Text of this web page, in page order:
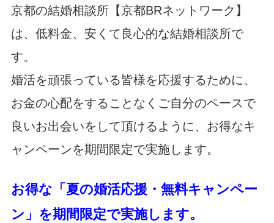
京都の結婚相談所【京都BRネットワーク】
は、低料金、安くて良心的な結婚相談所で
す。
婚活を頑張っている皆様を応援するために、
お金の心配をすることなくご自分のペースで
良いお出会いをして頂けるように、お得なキ
ャンペーンを期間限定で実施します。
お得な「夏の婚活応援・無料キャンペー
ン」を期間限定で実施します。